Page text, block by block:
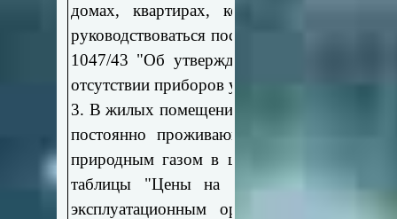
домах, квартирах, комнатах), не
руководствоваться постановлением
1047/43 "Об утверждении нормативов
отсутствии приборов учета газа".
3. В жилых помещениях (жилых домах,
постоянно проживающих граждан и
природным газом в целях отопления
таблицы "Цены на природный газ,
эксплуатационным организациям,